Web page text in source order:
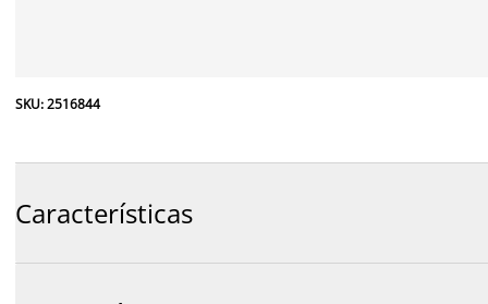
SKU: 2516844
Características